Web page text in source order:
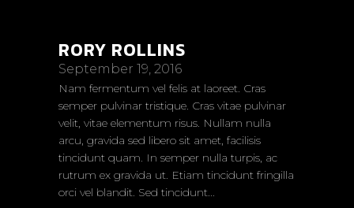
RORY ROLLINS
September 19, 2016
Nam fermentum vel felis at laoreet. Cras
semper pulvinar tristique. Cras vitae pulvinar
velit, vitae elementum risus. Nullam nulla
arcu, gravida sed libero sit amet, facilisis
tincidunt quam. In semper nulla turpis, ac
rutrum ex gravida ut. Etiam tincidunt fringilla
orci vel blandit. Sed tincidunt...